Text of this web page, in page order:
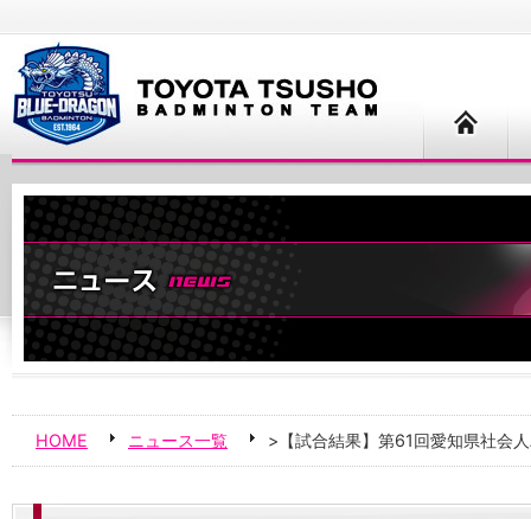
HOME ニュース一覧 >【試合結果】第61回愛知県社会